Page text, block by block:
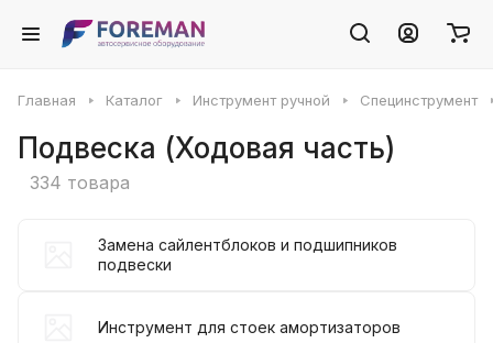
Главная Каталог Инструмент ручной Специнструмент
Подвеска (Ходовая часть)
334 товара
Замена сайлентблоков и подшипников
подвески
Инструмент для стоек амортизаторов